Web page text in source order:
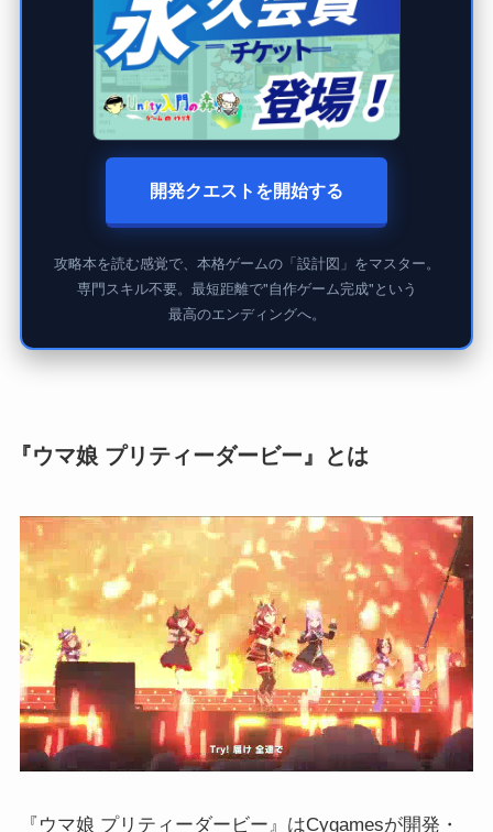
開発クエストを開始する
攻略本を読む感覚で、本格ゲームの「設計図」をマスター。
専門スキル不要。最短距離で"自作ゲーム完成"という
最高のエンディングへ。
『ウマ娘 プリティーダービー』とは
『ウマ娘 プリティーダービー』はCygamesが開発・